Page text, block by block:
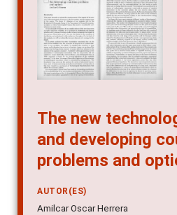
The new
and developing
problems and
AUTOR(ES)
Amilcar Oscar Herrera